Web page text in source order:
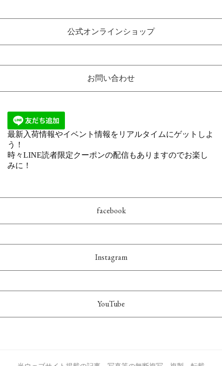
公式オンラインショップ
お問い合わせ
facebook
Instagram
YouTube